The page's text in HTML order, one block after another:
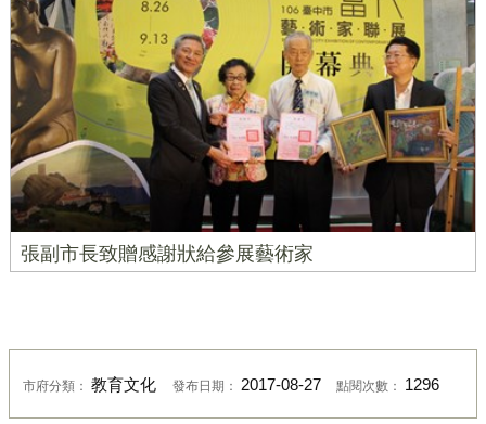
張副市長致贈感謝狀給參展藝術家
市府分類： 教育文化 發布日期： 2017-08-27 點閱次數： 1296